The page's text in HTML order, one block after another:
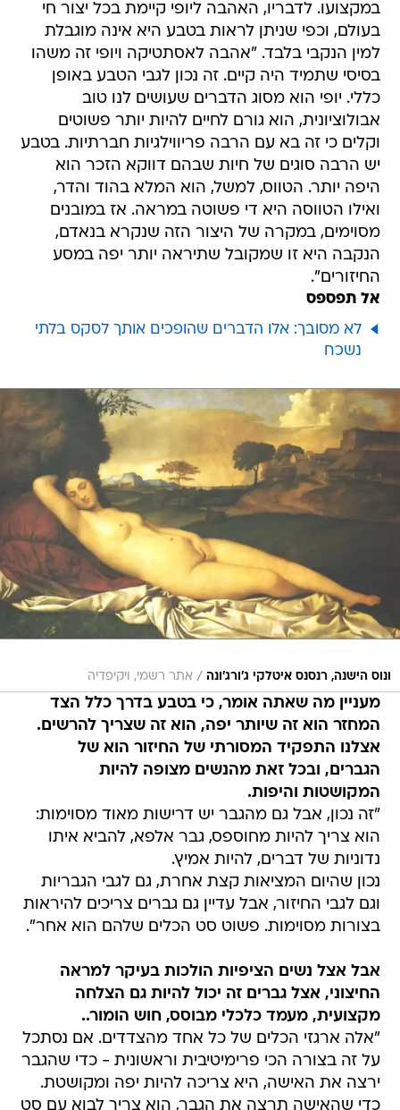
במקצועו. לדבריו, האהבה ליופי קיימת בכל יצור חי
בעולם, וכפי שניתן לראות בטבע היא אינה מוגבלת
למין הנקבי בלבד. "אהבה לאסתטיקה ויופי זה משהו
בסיסי שתמיד היה קיים. זה נכון לגבי הטבע באופן
כללי. יופי הוא מסוג הדברים שעושים לנו טוב
אבולוציונית, הוא גורם לחיים להיות יותר פשוטים
וקלים כי זה בא עם הרבה פריווילגיות חברתיות. בטבע
יש הרבה סוגים של חיות שבהם דווקא הזכר הוא
היפה יותר. הטווס, למשל, הוא המלא בהוד והדר,
ואילו הטווסה היא די פשוטה במראה. אז במובנים
מסוימים, במקרה של היצור הזה שנקרא בנאדם,
הנקבה היא זו שמקובל שתיראה יותר יפה במסע
החיזורים".
אל תפספס
לא מסובך: אלו הדברים שהופכים אותך לסקס בלתי
נשכח
ונוס הישנה, רנסנס איטלקי ג'ורג'ונה / אתר רשמי, ויקיפדיה
מעניין מה שאתה אומר, כי בטבע בדרך כלל הצד
המחזר הוא זה שיותר יפה, הוא זה שצריך להרשים.
אצלנו התפקיד המסורתי של החיזור הוא של
הגברים, ובכל זאת מהנשים מצופה להיות
המקושטות והיפות.
"זה נכון, אבל גם מהגבר יש דרישות מאוד מסוימות:
הוא צריך להיות מחוספס, גבר אלפא, להביא איתו
נדוניות של דברים, להיות אמיץ.
נכון שהיום המציאות קצת אחרת, גם לגבי הגבריות
וגם לגבי החיזור, אבל עדיין גם גברים צריכים להיראות
בצורות מסוימות. פשוט סט הכלים שלהם הוא אחר".
אבל אצל נשים הציפיות הולכות בעיקר למראה
החיצוני, אצל גברים זה יכול להיות גם הצלחה
מקצועית, מעמד כלכלי מבוסס, חוש הומור..
"אלה ארגזי הכלים של כל אחד מהצדדים. אם נסתכל
על זה בצורה הכי פרימיטיבית וראשונית - כדי שהגבר
ירצה את האישה, היא צריכה להיות יפה ומקושטת.
כדי שהאישה תרצה את הגבר, הוא צריך לבוא עם סט